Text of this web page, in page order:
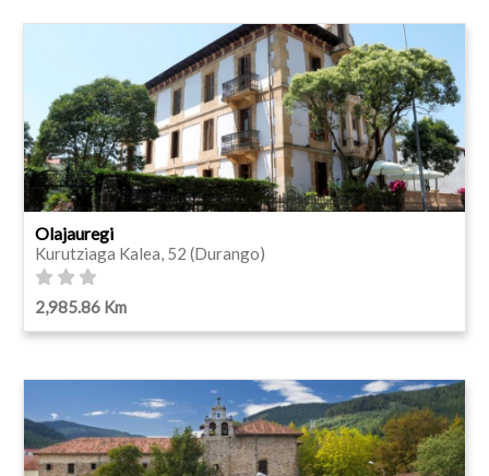
Olajauregi
Kurutziaga Kalea, 52 (Durango)
2,985.86 Km